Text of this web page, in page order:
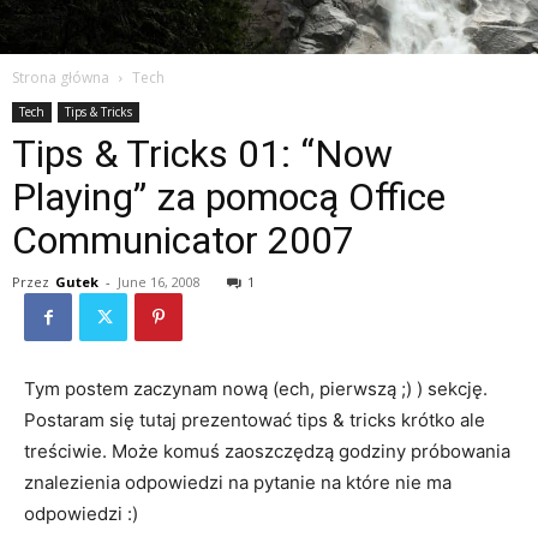
Strona główna Tech
Tech Tips & Tricks
Tips & Tricks 01: “Now
Playing” za pomocą Office
Communicator 2007
Przez Gutek - June 16, 2008 1
Tym postem zaczynam nową (ech, pierwszą ;) ) sekcję.
Postaram się tutaj prezentować tips & tricks krótko ale
treściwie. Może komuś zaoszczędzą godziny próbowania
znalezienia odpowiedzi na pytanie na które nie ma
odpowiedzi :)